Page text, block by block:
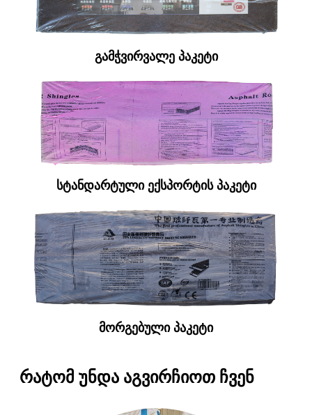
გამჭვირვალე პაკეტი
სტანდარტული ექსპორტის პაკეტი
მორგებული პაკეტი
რატომ უნდა აგვირჩიოთ ჩვენ